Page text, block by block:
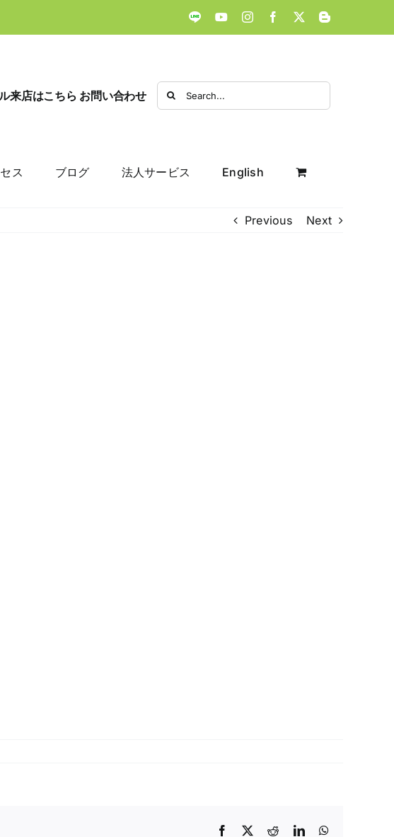
LINE YouTubeInstagramFacebook
X Blogger
来店はこちら お問い合わせ
Search
for:
ス ブログ 法人サービス English
Previous Next
Facebook RedditLinkedIn